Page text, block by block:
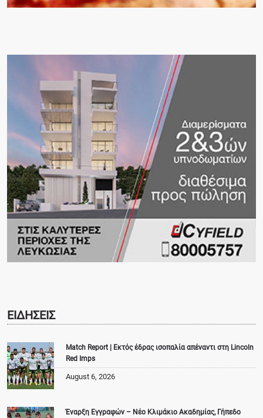
ΕΙΔΗΣΕΙΣ
Match Report | Εκτός έδρας ισοπαλία απέναντι στη Lincoln
Red Imps
August 6, 2026
Έναρξη Εγγραφών – Νέο Κλιμάκιο Ακαδημίας, Γήπεδο